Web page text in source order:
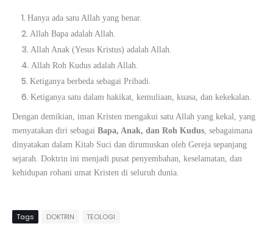
Hanya ada satu Allah yang benar.
Allah Bapa adalah Allah.
Allah Anak (Yesus Kristus) adalah Allah.
Allah Roh Kudus adalah Allah.
Ketiganya berbeda sebagai Pribadi.
Ketiganya satu dalam hakikat, kemuliaan, kuasa, dan kekekalan.
Dengan demikian, iman Kristen mengakui satu Allah yang kekal, yang
menyatakan diri sebagai Bapa, Anak, dan Roh Kudus, sebagaimana
dinyatakan dalam Kitab Suci dan dirumuskan oleh Gereja sepanjang
sejarah. Doktrin ini menjadi pusat penyembahan, keselamatan, dan
kehidupan rohani umat Kristen di seluruh dunia.
Tags DOKTRIN TEOLOGI